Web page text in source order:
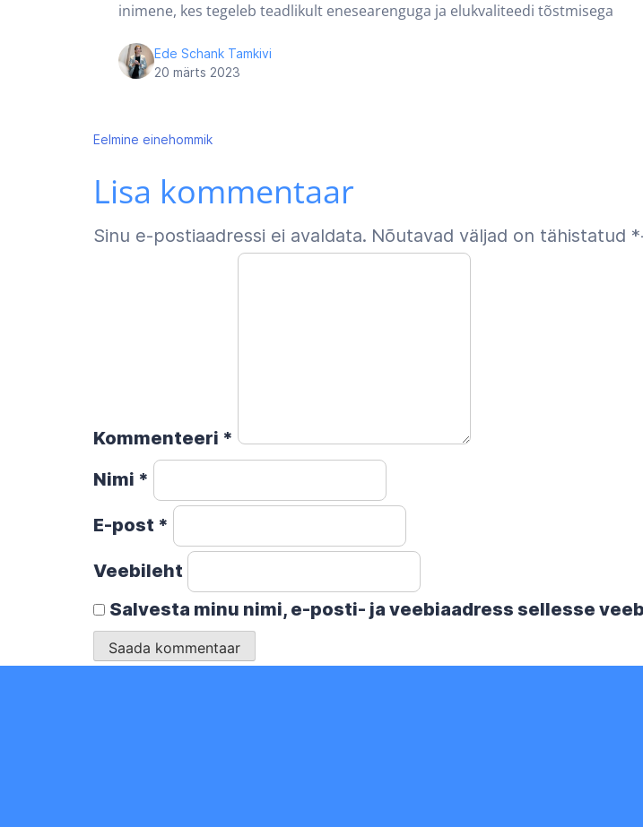
inimene, kes tegeleb teadlikult enesearenguga ja elukvaliteedi tõstmisega
Ede Schank Tamkivi
20 märts 2023
Navigeerimine
Eelmine einehommik
Lisa kommentaar
Sinu e-postiaadressi ei avaldata. Nõutavad väljad on tähistatud *
Kommenteeri *
Nimi *
E-post *
Veebileht
Salvesta minu nimi, e-posti- ja veebiaadress sellesse